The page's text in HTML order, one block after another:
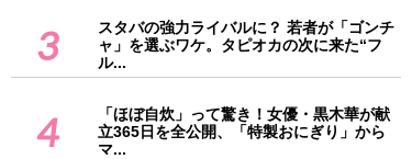
3
スタバの強力ライバルに？ 若者が「ゴンチ
ャ」を選ぶワケ。タピオカの次に来た“フ
ル...
4
「ほぼ自炊」って驚き！女優・黒木華が献
立365日を全公開、「特製おにぎり」から
マ...